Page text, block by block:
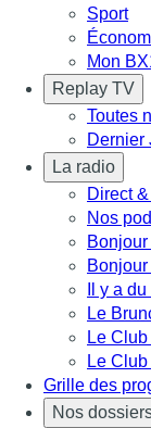
Sport
Mon
Replay TV
Toutes
Dernier
La radio
Direct
Nos
Il y a
Le
Le
Le
Grille des
Nos